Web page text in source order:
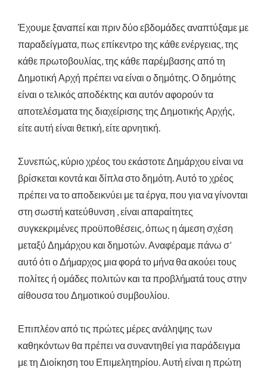
Έχουμε ξαναπεί και πριν δύο εβδομάδες αναπτύξαμε με
παραδείγματα, πως επίκεντρο της κάθε ενέργειας, της
κάθε πρωτοβουλίας, της κάθε παρέμβασης από τη
Δημοτική Αρχή πρέπει να είναι ο δημότης. Ο δημότης
είναι ο τελικός αποδέκτης και αυτόν αφορούν τα
αποτελέσματα της διαχείρισης της Δημοτικής Αρχής,
είτε αυτή είναι θετική, είτε αρνητική.
Συνεπώς, κύριο χρέος του εκάστοτε Δημάρχου είναι να
βρίσκεται κοντά και δίπλα στο δημότη. Αυτό το χρέος
πρέπει να το αποδεικνύει με τα έργα, που για να γίνονται
στη σωστή κατεύθυνση , είναι απαραίτητες
συγκεκριμένες προϋποθέσεις, όπως η άμεση σχέση
μεταξύ Δημάρχου και δημοτών. Αναφέραμε πάνω σ’
αυτό ότι ο Δήµαρχος μια φορά το μήνα θα ακούει τους
πολίτες ή ομάδες πολιτών και τα προβλήµατά τους στην
αίθουσα του Δημοτικού συμβουλίου.
Επιπλέον από τις πρώτες μέρες ανάληψης των
καθηκόντων θα πρέπει να συναντηθεί για παράδειγμα
με τη Διοίκηση του Επιμελητηρίου. Αυτή είναι η πρώτη